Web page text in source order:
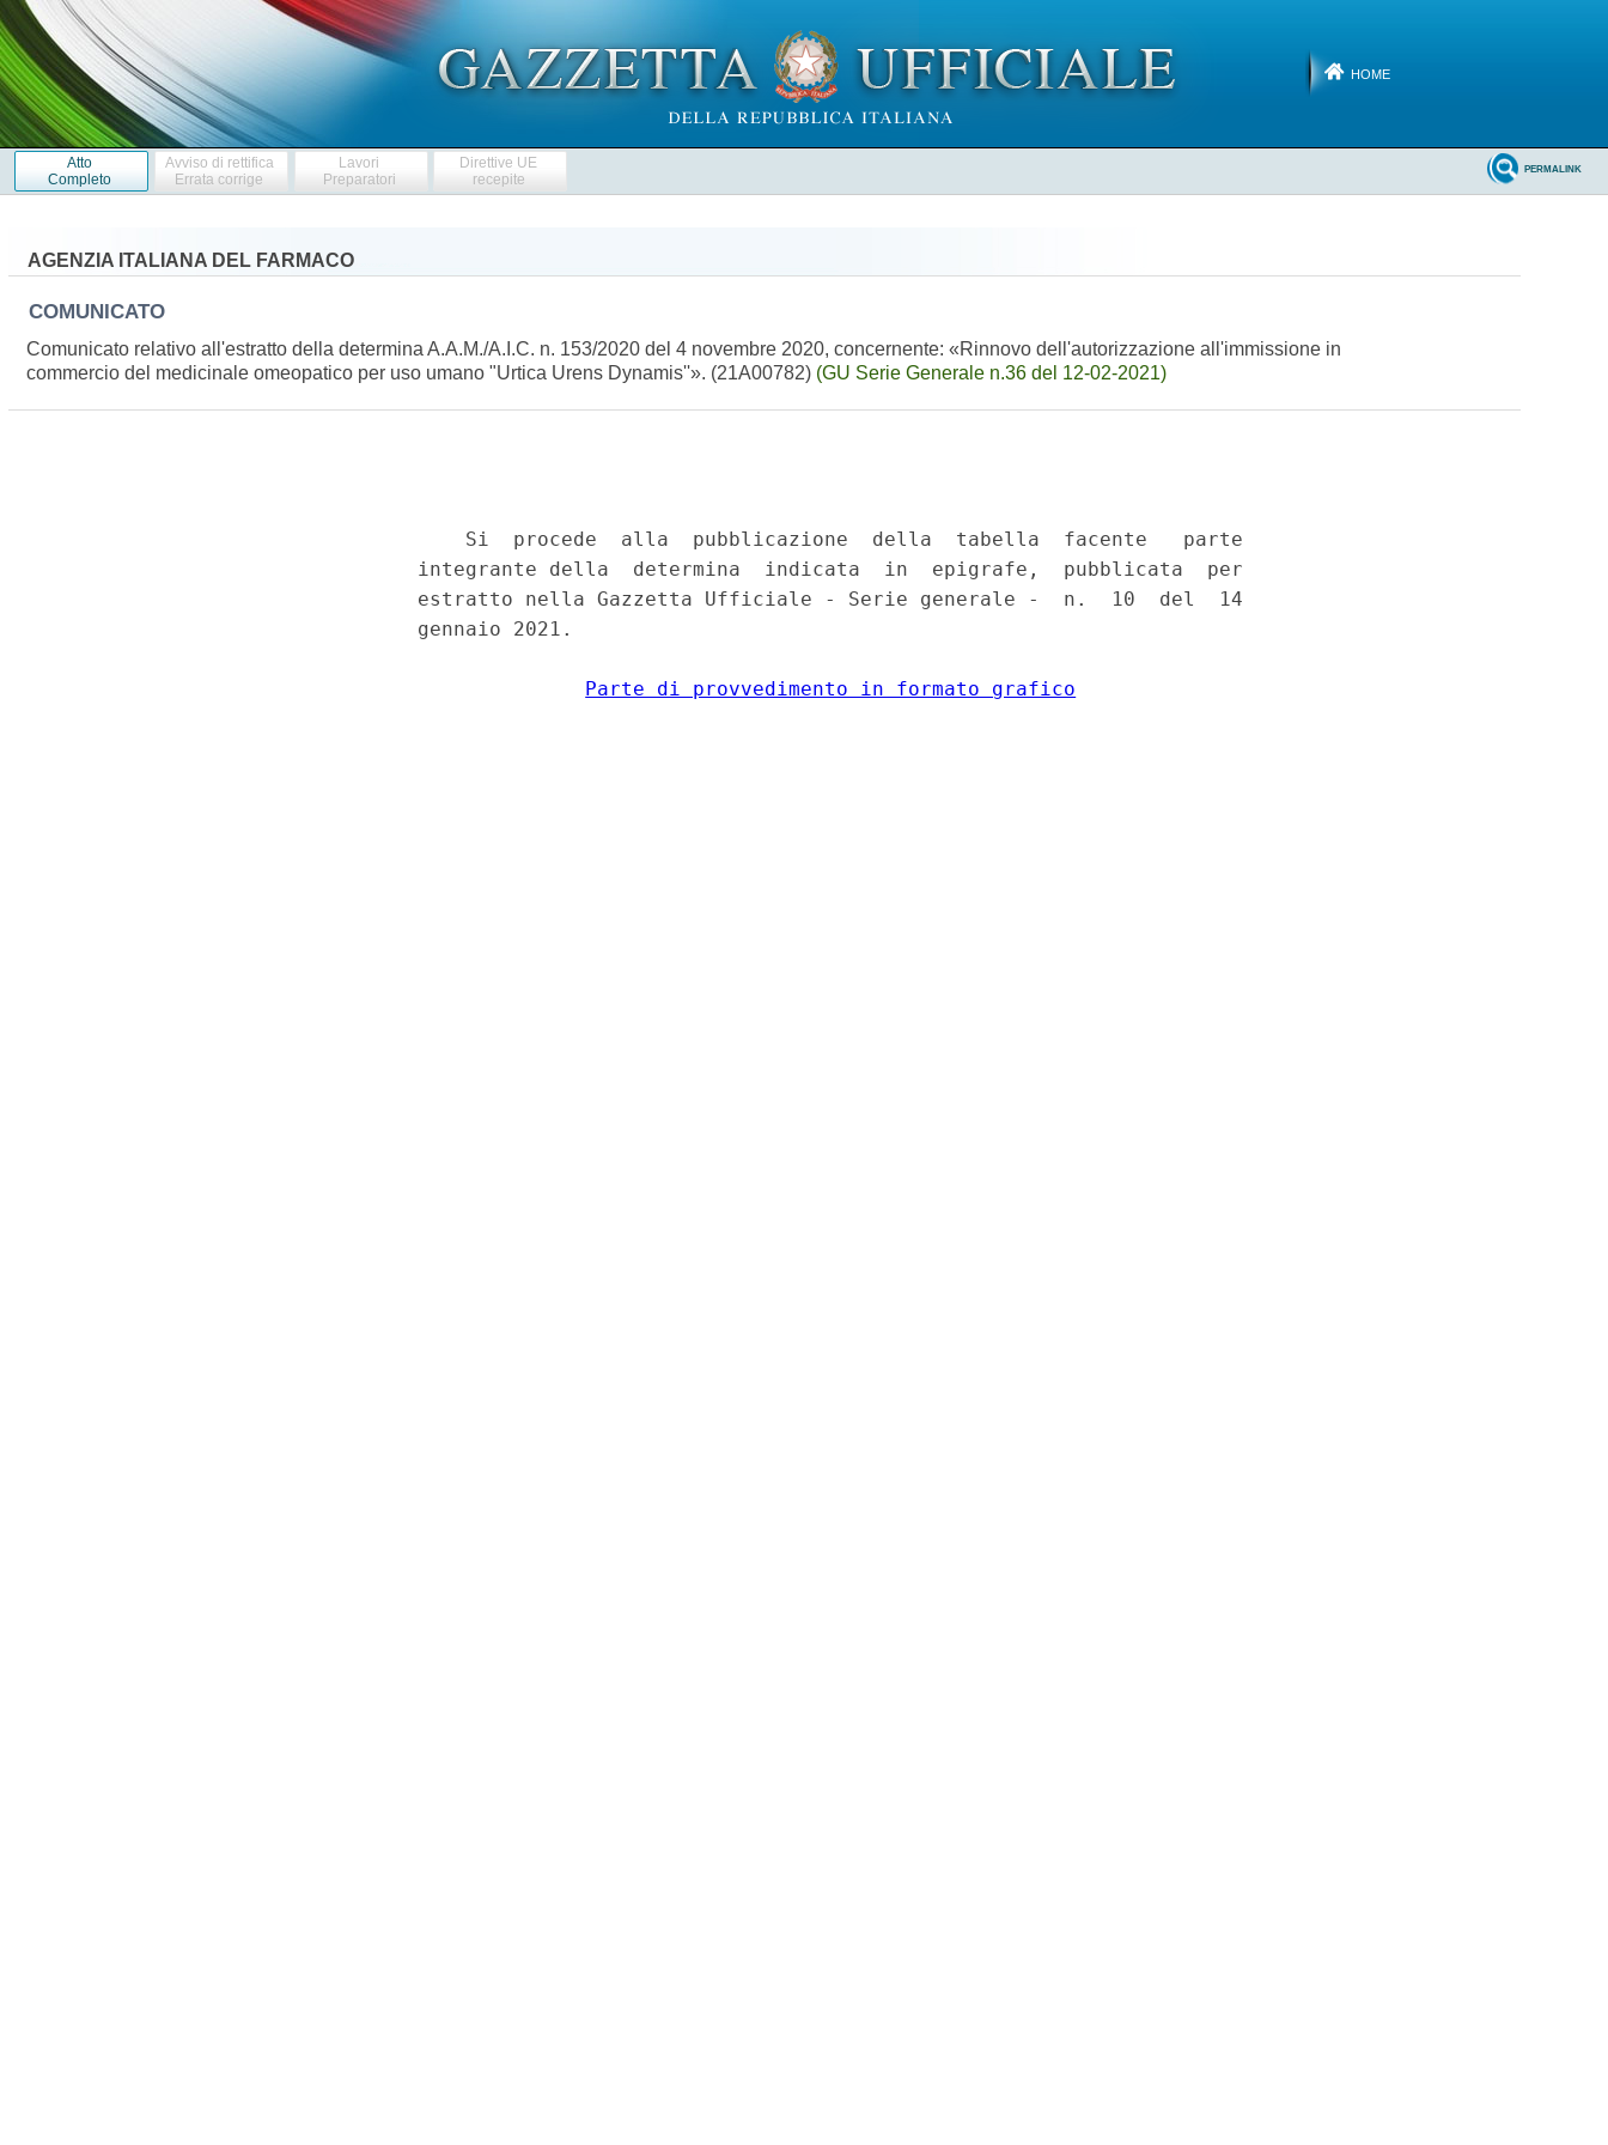
HOME
Atto
Completo
Avviso di rettifica
Errata corrige
Lavori
Preparatori
Direttive UE
recepite
PERMALINK
AGENZIA ITALIANA DEL FARMACO
COMUNICATO
Comunicato relativo all'estratto della determina A.A.M./A.I.C. n. 153/2020 del 4 novembre 2020, concernente: «Rinnovo dell'autorizzazione all'immissione in
commercio del medicinale omeopatico per uso umano "Urtica Urens Dynamis''». (21A00782) (GU Serie Generale n.36 del 12-02-2021)